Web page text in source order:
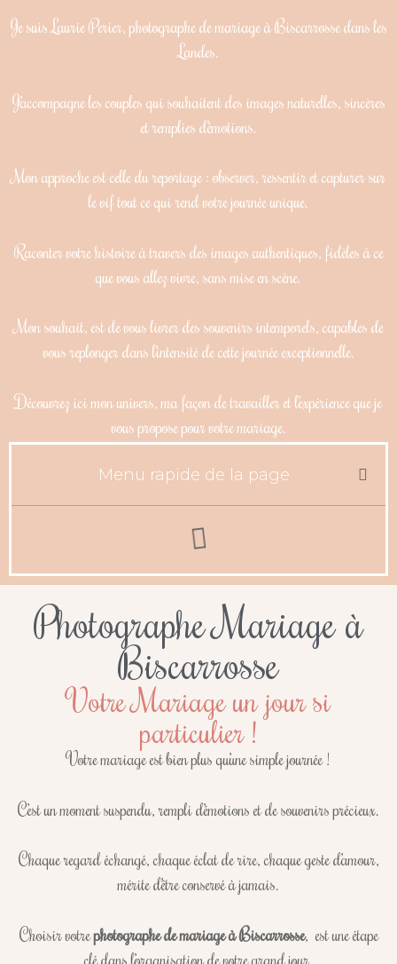
Je suis Laurie Perier, photographe de mariage à Biscarrosse dans les
Landes.
J’accompagne les couples qui souhaitent des images naturelles, sincères
et remplies d’émotions.
Mon approche est celle du reportage : observer, ressentir et capturer sur
le vif tout ce qui rend votre journée unique.
Raconter votre histoire à travers des images authentiques, fidèles à ce
que vous allez vivre, sans mise en scène.
Mon souhait, est de vous livrer des souvenirs intemporels, capables de
vous replonger dans l’intensité de cette journée exceptionnelle.
Découvrez ici mon univers, ma façon de travailler et l’expérience que je
vous propose pour votre mariage.
Menu rapide de la page
Photographe Mariage à
Biscarrosse
Votre Mariage un jour si
particulier !
Votre mariage est bien plus qu’une simple journée !
C’est un moment suspendu, rempli d’émotions et de souvenirs précieux.
Chaque regard échangé, chaque éclat de rire, chaque geste d’amour,
mérite d’être conservé à jamais.
Choisir votrephotographe de mariage à Biscarrosse, est une étape
clé dans l’organisation de votre grand jour.